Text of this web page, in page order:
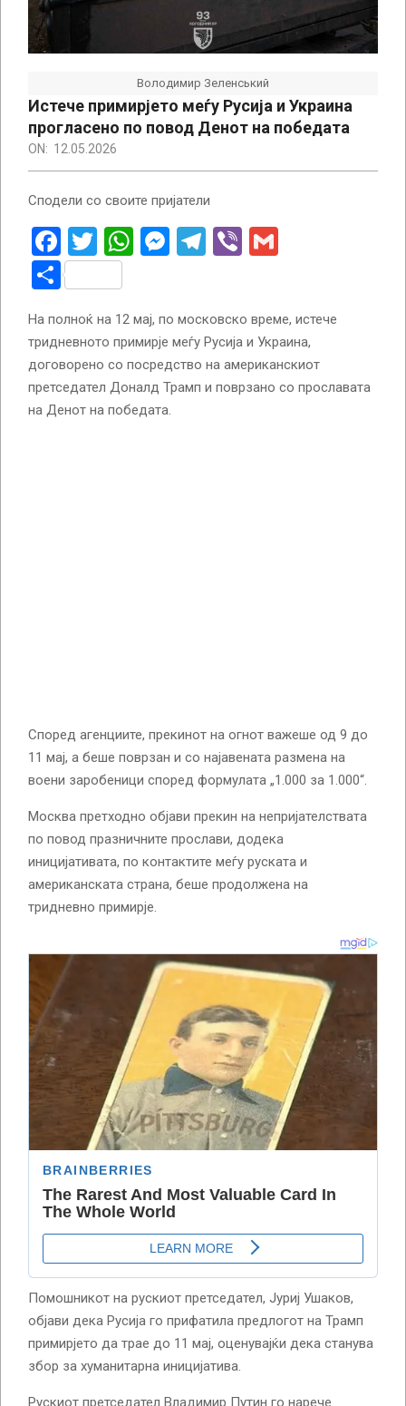
Володимир Зеленський
Истече примирјето меѓу Русија и Украина
прогласено по повод Денот на победата
ON: 12.05.2026
Сподели со своите пријатели
Facebook
Twitter
WhatsApp
Messenger
Telegram
Viber
Share
На полноќ на 12 мај, по московско време, истече
тридневното примирје меѓу Русија и Украина,
договорено со посредство на американскиот
претседател Доналд Трамп и поврзано со прославата
на Денот на победата.
Според агенциите, прекинот на огнот важеше од 9 до
11 мај, а беше поврзан и со најавената размена на
воени заробеници според формулата „1.000 за 1.000“.
Москва претходно објави прекин на непријателствата
по повод празничните прослави, додека
иницијативата, по контактите меѓу руската и
американската страна, беше продолжена на
тридневно примирје.
Помошникот на рускиот претседател, Јуриј Ушаков,
објави дека Русија го прифатила предлогот на Трамп
примирјето да трае до 11 мај, оценувајќи дека станува
збор за хуманитарна иницијатива.
Рускиот претседател Владимир Путин го нарече